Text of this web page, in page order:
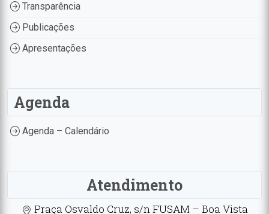
Transparência
Publicações
Apresentações
Agenda
Agenda – Calendário
Atendimento
Praça Osvaldo Cruz, s/n FUSAM – Boa Vista